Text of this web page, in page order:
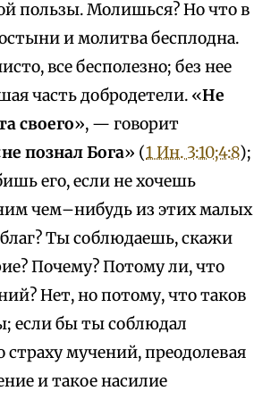
пользы. Молишься? Но что в
и молитва бесплодна.
все бесполезно; без нее
часть добродетели. «Не
своего», — говорит
не познал Бога» (1 Ин. 3:10;4:8);
его, если не хочешь
чем–нибудь из этих малых
Ты соблюдаешь, скажи
Почему? Потому ли, что
Нет, но потому, что таков
если бы ты соблюдал
страху мучений, преодолевая
и такое насилие